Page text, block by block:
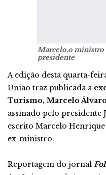
Marcelo,o ministro
presidente
A edição desta quarta-
União traz publicada a
Turismo, Marcelo
assinado pelo presidente
escrito Marcelo
ex-ministro.
Reportagem do jornal